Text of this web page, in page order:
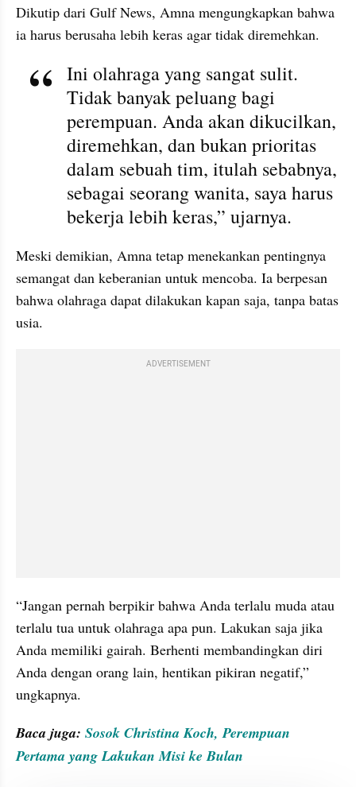
Dikutip dari Gulf News, Amna mengungkapkan bahwa
ia harus berusaha lebih keras agar tidak diremehkan.
Ini olahraga yang sangat sulit.
Tidak banyak peluang bagi
perempuan. Anda akan dikucilkan,
diremehkan, dan bukan prioritas
dalam sebuah tim, itulah sebabnya,
sebagai seorang wanita, saya harus
bekerja lebih keras,” ujarnya.
Meski demikian, Amna tetap menekankan pentingnya
semangat dan keberanian untuk mencoba. Ia berpesan
bahwa olahraga dapat dilakukan kapan saja, tanpa batas
usia.
ADVERTISEMENT
“Jangan pernah berpikir bahwa Anda terlalu muda atau
terlalu tua untuk olahraga apa pun. Lakukan saja jika
Anda memiliki gairah. Berhenti membandingkan diri
Anda dengan orang lain, hentikan pikiran negatif,”
ungkapnya.
Baca juga: Sosok Christina Koch, Perempuan
Pertama yang Lakukan Misi ke Bulan